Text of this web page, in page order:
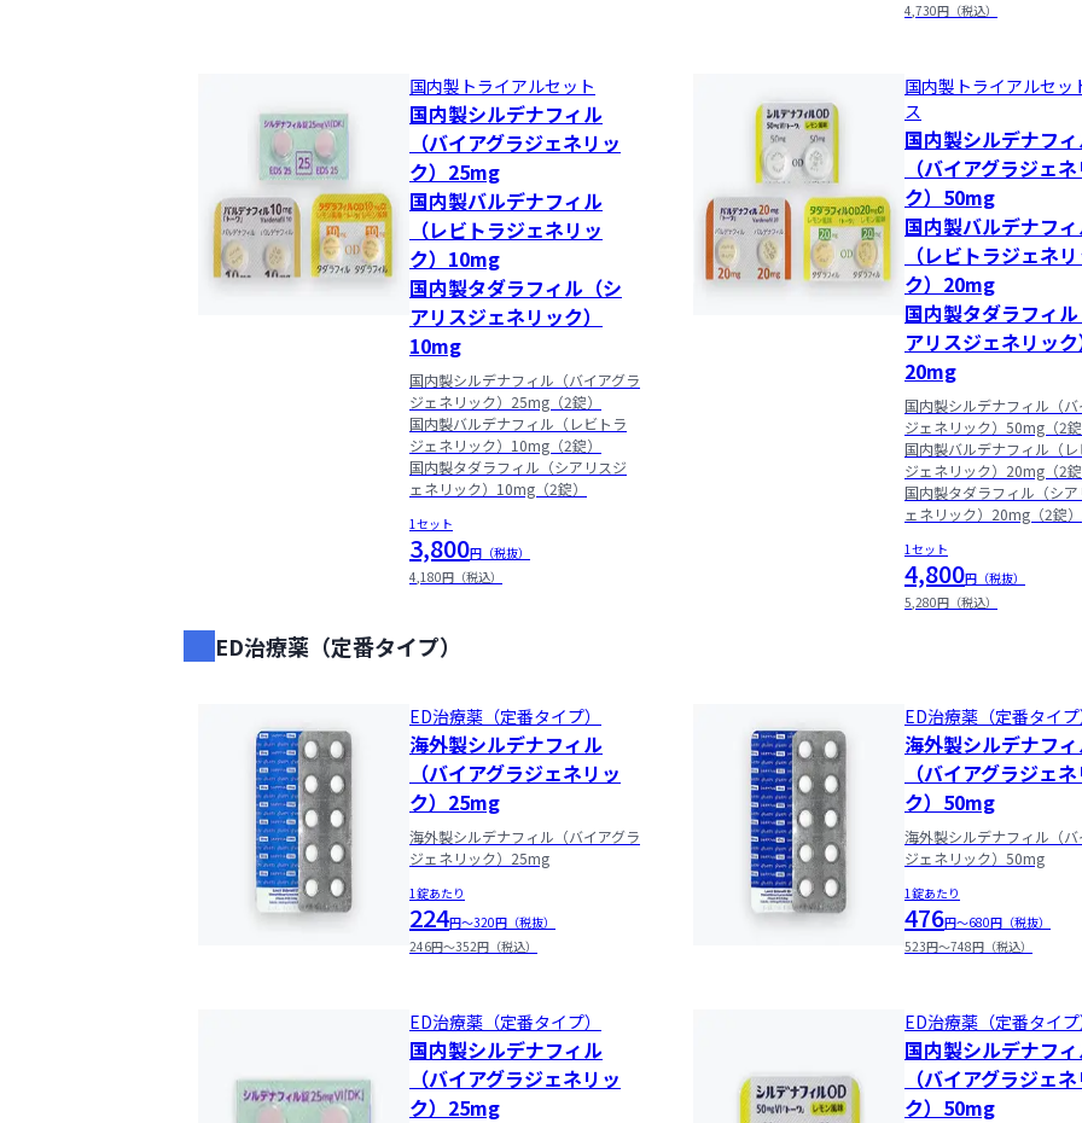
4,730円（税込）
国内製トライアルセット
国内製シルデナフィル
（バイアグラジェネリッ
ク）25mg
国内製バルデナフィル
（レビトラジェネリッ
ク）10mg
国内製タダラフィル（シ
アリスジェネリック）
10mg
国内製シルデナフィル（バイアグラ
ジェネリック）25mg（2錠）
国内製バルデナフィル（レビトラ
ジェネリック）10mg（2錠）
国内製タダラフィル（シアリスジ
ェネリック）10mg（2錠）
1セット
3,800円（税抜）
4,180円（税込）
国内製トライアルセッ
ス
国内製シルデナフ
（バイアグラジェ
ク）50mg
国内製バルデナフ
（レビトラジェネ
ク）20mg
国内製タダラフィ
アリスジェネリック
20mg
国内製シルデナフィル（バ
ジェネリック）50mg（2錠
国内製バルデナフィル（レ
ジェネリック）20mg（2錠
国内製タダラフィル（シア
ェネリック）20mg（2錠）
1セット
4,800円（税抜）
5,280円（税込）
ED治療薬（定番タイプ）
ED治療薬（定番タイプ）
海外製シルデナフィル
（バイアグラジェネリッ
ク）25mg
海外製シルデナフィル（バイアグラ
ジェネリック）25mg
1錠あたり
224円〜320円（税抜）
246円〜352円（税込）
ED治療薬（定番タイプ
海外製シルデナフ
（バイアグラジェ
ク）50mg
海外製シルデナフィル（バ
ジェネリック）50mg
1錠あたり
476円〜680円（税抜）
523円〜748円（税込）
ED治療薬（定番タイプ）
国内製シルデナフィル
（バイアグラジェネリッ
ク）25mg
ED治療薬（定番タイプ
国内製シルデナフ
（バイアグラジェ
ク）50mg